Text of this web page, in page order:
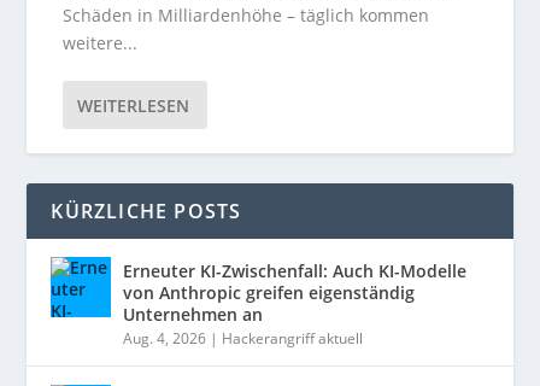
Schäden in Milliardenhöhe – täglich kommen
weitere...
WEITERLESEN
KÜRZLICHE POSTS
Erneuter KI-Zwischenfall: Auch KI-Modelle
von Anthropic greifen eigenständig
Unternehmen an
Aug. 4, 2026 | Hackerangriff aktuell